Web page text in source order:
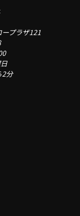
プラザ121
2分